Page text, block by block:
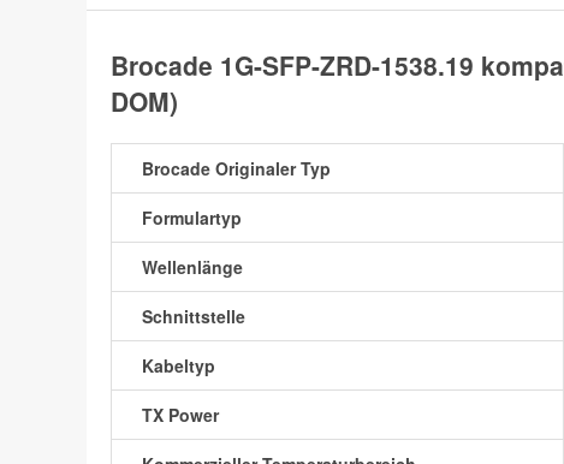
Brocade 1G-SFP-ZRD-1538.19
DOM)
Brocade Originaler Typ
Formulartyp
Wellenlänge
Schnittstelle
Kabeltyp
TX Power